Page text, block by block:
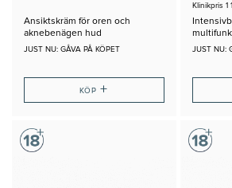
Ansiktskräm för oren och
aknebenägen hud
JUST NU: GÅVA PÅ KÖPET
KÖP+
Klinikpris 1
blemmor
JUST NU: